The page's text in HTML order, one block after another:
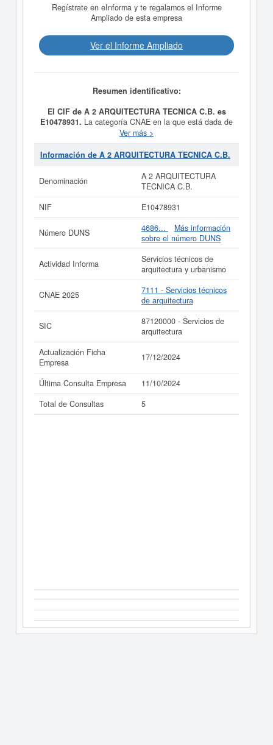
Regístrate en eInforma y te regalamos el Informe
Ampliado de esta empresa
Ver el Informe Ampliado
Resumen identificativo:
El CIF de A 2 ARQUITECTURA TECNICA C.B. es
E10478931. La categoría CNAE en la que está dada de
alta esta empresa es 7111 - Servicios técnicos de
arquitectura. Dentro de la Clasificación Industrial
Estándar o SIC, A 2 ARQUITECTURA TECNICA C.B.
consultada el 11/10/2024 y contabiliza un total de 5
consultas. Si quiere consultar qué subvenciones puede
misma web.
Si está interesado en conocer más datos de la empresa
A 2 ARQUITECTURA TECNICA C.B. puedeacceder
inmediatamente a este Informe ampliadode A 2
ARQUITECTURA TECNICA C.B. y consultar los
resultados de sus años de actividad, así como los
balances y cuentas de resultados disponibles.
La última actualización del informe de empresa se ha
realizado el 17/12/2024.
Ver más >
Información de A 2 ARQUITECTURA TECNICA C.B.
Denominación
A 2 ARQUITECTURA
TECNICA C.B.
NIF
E10478931
Número DUNS 4686...
Más información
sobre el número DUNS
Actividad Informa
Servicios técnicos de
arquitectura y urbanismo
CNAE 2025
7111 - Servicios técnicos
de arquitectura
SIC
87120000 - Servicios de
arquitectura
Actualización Ficha
Empresa
17/12/2024
Última Consulta Empresa
11/10/2024
Total de Consultas
5